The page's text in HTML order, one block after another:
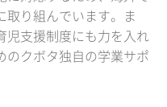
取り組んでいます。ま
児支援制度にも力を入れ
のクボタ独自の学業サポ